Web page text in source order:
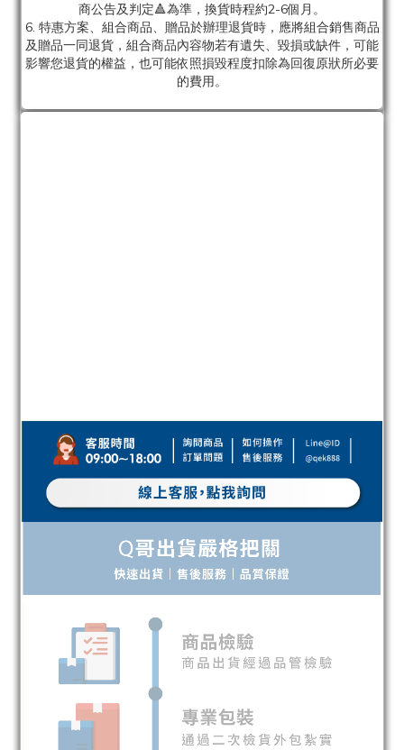
商公告及判定🔺為準，換貨時程約2-6個月。
6. 特惠方案、組合商品、贈品於辦理退貨時，應將組合銷售商品
及贈品一同退貨，組合商品內容物若有遺失、毀損或缺件，可能
影響您退貨的權益，也可能依照損毀程度扣除為回復原狀所必要
的費用。